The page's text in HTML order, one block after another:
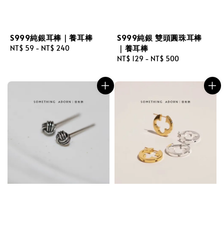
S999純銀耳棒｜養耳棒
Regular
NT$ 59 - NT$ 240
S999純銀 雙頭圓珠耳棒
｜養耳棒
Regular
NT$ 129 - NT$ 500